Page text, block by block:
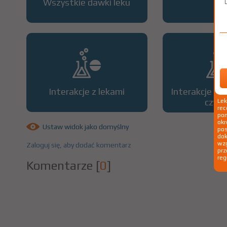
Wszystkie dawki leku
Interakcje z lekami
Interakcje z
Ustaw widok jako domyślny
Zaloguj się, aby dodać komentarz
Komentarze [0]